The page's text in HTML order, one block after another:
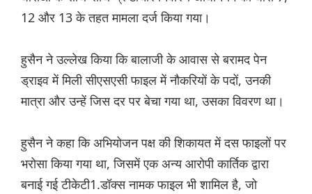
12 और 13 के तहत मामला दर्ज किया गया।
हुसैन ने उल्लेख किया कि बालाजी के आवास से बरामद पेन
ड्राइव में मिली सीएसएसी फाइल में नौकरियों के पदों, उनकी
मात्रा और उन्हें जिस दर पर बेचा गया था, उसका विवरण था।
हुसैन ने कहा कि अभियोजन पक्ष की शिकायत में दस फाइलों पर
भरोसा किया गया था, जिसमें एक अन्य आरोपी कार्तिक द्वारा
बनाई गई टीकेटी1.डॉक्स नामक फाइल भी शामिल है, जो